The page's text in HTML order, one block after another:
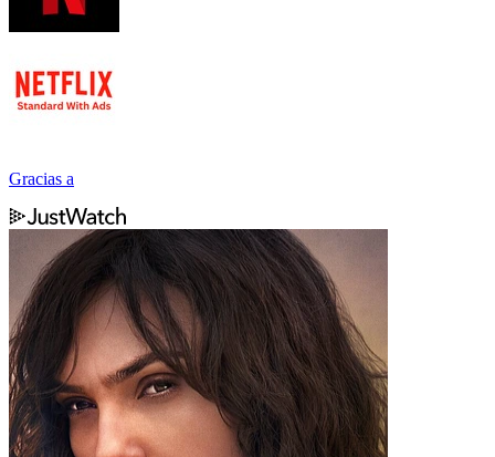
Gracias a